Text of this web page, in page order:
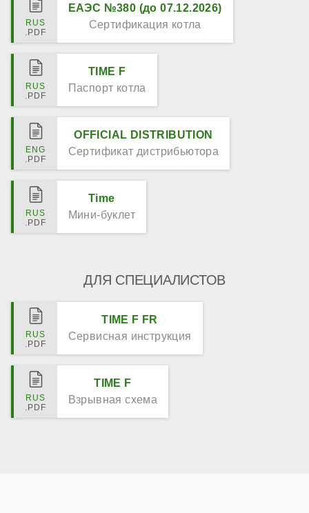
ЕАЭС №380 (до 07.12.2026)
Сертификация котла
TIME F
Паспорт котла
OFFICIAL DISTRIBUTION
Сертификат дистрибьютора
Time
Мини-буклет
ДЛЯ СПЕЦИАЛИСТОВ
TIME F FR
Сервисная инструкция
TIME F
Взрывная схема